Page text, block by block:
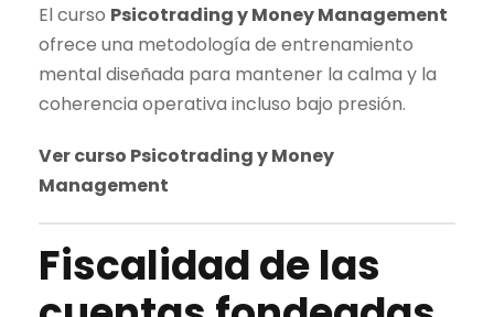
El curso Psicotrading y Money Management
ofrece una metodología de entrenamiento
mental diseñada para mantener la calma y la
coherencia operativa incluso bajo presión.
Ver curso Psicotrading y Money
Management
Fiscalidad de las